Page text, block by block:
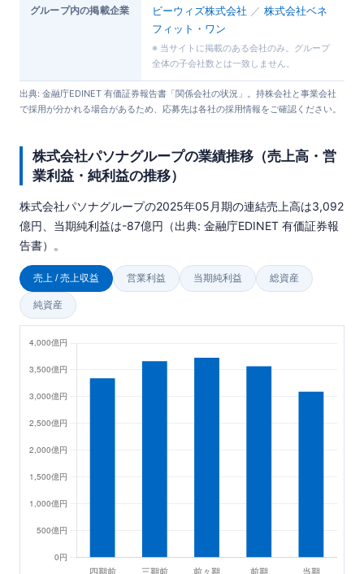
グループ内の掲載企業 ビーウィズ株式会社 ／ 株式会社ベネ
フィット・ワン
※ 当サイトに掲載のある会社のみ。グループ
全体の子会社数とは一致しません。
出典: 金融庁EDINET 有価証券報告書「関係会社の状況」。持株会社と事業会社
で採用が分かれる場合があるため、応募先は各社の採用情報をご確認ください。
株式会社パソナグループの業績推移（売上高・営
業利益・純利益の推移）
株式会社パソナグループの2025年05月期の連結売上高は3,092
億円、当期純利益は-87億円（出典: 金融庁EDINET 有価証券報
告書）。
売上 / 売上収益 営業利益 当期純利益 総資産
純資産